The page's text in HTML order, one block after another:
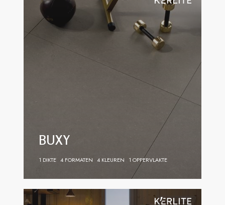
BUXY
1 DIKTE 4 FORMATEN 4 KLEUREN 1 OPPERVLAKTE